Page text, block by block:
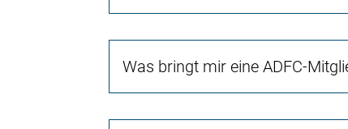
Was bringt mir eine ADFC-